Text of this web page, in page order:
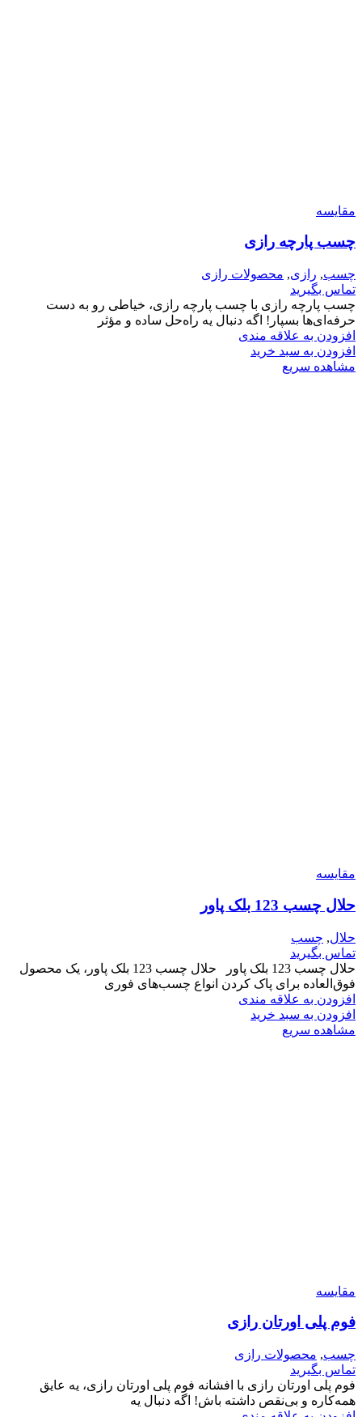
مقایسه
چسب پارچه رازی
چسب, رازی, محصولات رازی
تماس بگیرید
چسب پارچه رازی با چسب پارچه رازی، خیاطی رو به دست
حرفه‌ای‌ها بسپار! اگه دنبال یه راه‌حل ساده و مؤثر
افزودن به علاقه مندی
افزودن به سبد خرید
مشاهده سریع
مقایسه
حلال چسب 123 بلک پاور
حلال, چسب
تماس بگیرید
حلال چسب 123 بلک پاور حلال چسب 123 بلک پاور، یک محصول
فوق‌العاده برای پاک کردن انواع چسب‌های فوری
افزودن به علاقه مندی
افزودن به سبد خرید
مشاهده سریع
مقایسه
فوم پلی اورتان رازی
چسب, محصولات رازی
تماس بگیرید
فوم پلی اورتان رازی با افشانه فوم پلی اورتان رازی، یه عایق
همه‌کاره و بی‌نقص داشته باش! اگه دنبال یه